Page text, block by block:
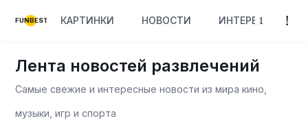
FUNBEST КАРТИНКИ НОВОСТИ ИНТЕРЕСНОЕ
Лента новостей развлечений
Самые свежие и интересные новости из мира кино,
музыки, игр и спорта